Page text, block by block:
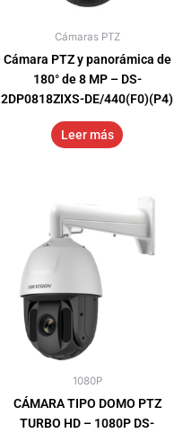
Cámaras PTZ
Cámara PTZ y panorámica de
180° de 8 MP – DS-
2DP0818ZIXS-DE/440(F0)(P4)
Leer más
1080P
CÁMARA TIPO DOMO PTZ
TURBO HD – 1080P DS-